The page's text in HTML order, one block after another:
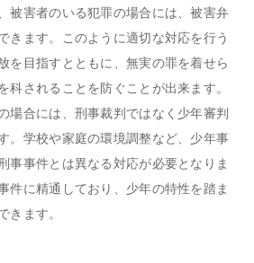
被害者のいる犯罪の場合には、被害弁
きます。このように適切な対応を行う
を目指すとともに、無実の罪を着せら
科されることを防ぐことが出来ます。
場合には、刑事裁判ではなく少年審判
。学校や家庭の環境調整など、少年事
事事件とは異なる対応が必要となりま
件に精通しており、少年の特性を踏ま
きます。